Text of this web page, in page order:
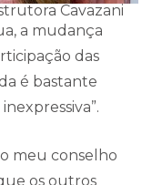
Cavazani
a mudança
das
é bastante
meu conselho
os outros